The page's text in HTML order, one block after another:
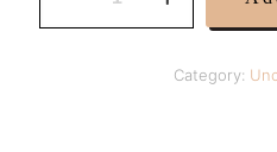
Category: